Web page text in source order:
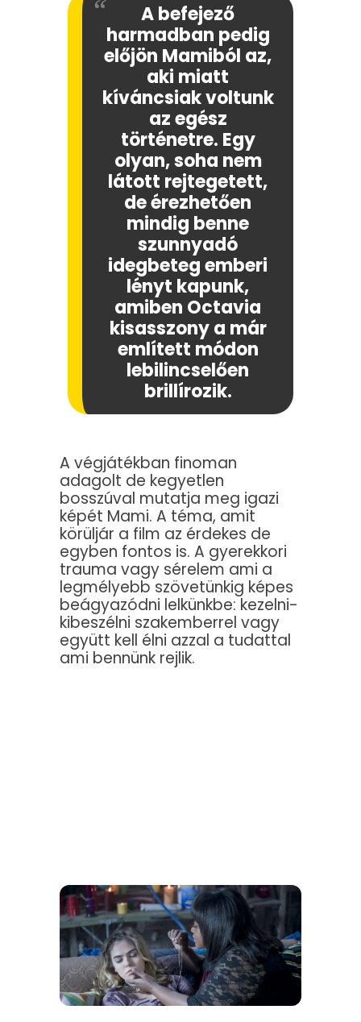
A befejező
harmadban pedig
előjön Mamiból az,
aki miatt
kíváncsiak voltunk
az egész
történetre. Egy
olyan, soha nem
látott rejtegetett,
de érezhetően
mindig benne
szunnyadó
idegbeteg emberi
lényt kapunk,
amiben Octavia
kisasszony a már
említett módon
lebilincselően
brillírozik.
A végjátékban finoman
adagolt de kegyetlen
bosszúval mutatja meg igazi
képét Mami. A téma, amit
körüljár a film az érdekes de
egyben fontos is. A gyerekkori
trauma vagy sérelem ami a
legmélyebb szövetünkig képes
beágyazódni lelkünkbe: kezelni-
kibeszélni szakemberrel vagy
együtt kell élni azzal a tudattal
ami bennünk rejlik.